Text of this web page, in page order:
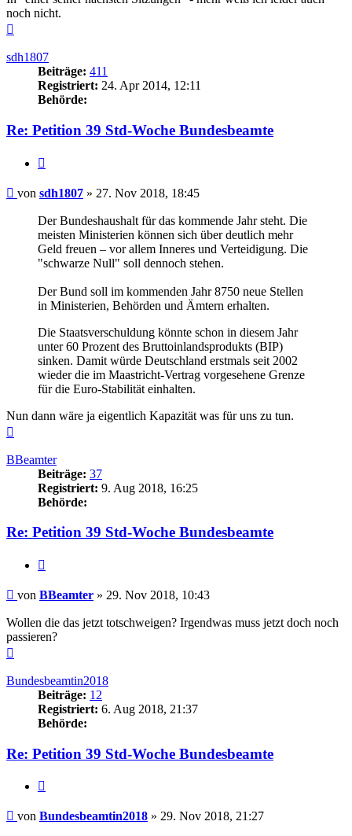
noch nicht.
sdh1807
Beiträge: 411
Registriert: 24. Apr 2014, 12:11
Behörde:
Re: Petition 39 Std-Woche Bundesbeamte
Beitrag
von sdh1807 » 27. Nov 2018, 18:45
Der Bundeshaushalt für das kommende Jahr steht. Die
meisten Ministerien können sich über deutlich mehr
Geld freuen – vor allem Inneres und Verteidigung. Die
"schwarze Null" soll dennoch stehen.
Der Bund soll im kommenden Jahr 8750 neue Stellen
in Ministerien, Behörden und Ämtern erhalten.
Die Staatsverschuldung könnte schon in diesem Jahr
unter 60 Prozent des Bruttoinlandsprodukts (BIP)
sinken. Damit würde Deutschland erstmals seit 2002
wieder die im Maastricht-Vertrag vorgesehene Grenze
für die Euro-Stabilität einhalten.
Nun dann wäre ja eigentlich Kapazität was für uns zu tun.
BBeamter
Beiträge: 37
Registriert: 9. Aug 2018, 16:25
Behörde:
Re: Petition 39 Std-Woche Bundesbeamte
Beitrag
von BBeamter » 29. Nov 2018, 10:43
Wollen die das jetzt totschweigen? Irgendwas muss jetzt doch noch
passieren?
Bundesbeamtin2018
Beiträge: 12
Registriert: 6. Aug 2018, 21:37
Behörde:
Re: Petition 39 Std-Woche Bundesbeamte
Beitrag
von Bundesbeamtin2018 » 29. Nov 2018, 21:27